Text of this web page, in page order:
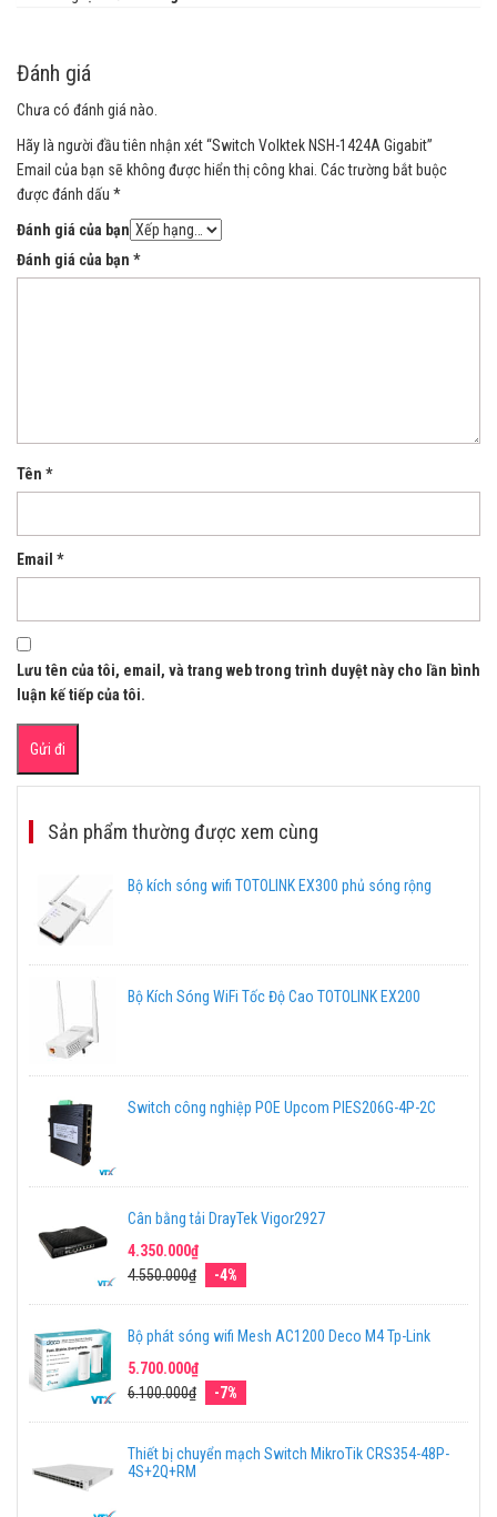
Đánh giá
Chưa có đánh giá nào.
Hãy là người đầu tiên nhận xét “Switch Volktek NSH-1424A Gigabit”
Email của bạn sẽ không được hiển thị công khai. Các trường bắt buộc
được đánh dấu *
Đánh giá của bạn
Đánh giá của bạn *
Tên *
Email *
Lưu tên của tôi, email, và trang web trong trình duyệt này cho lần bình
luận kế tiếp của tôi.
Sản phẩm thường được xem cùng
Bộ kích sóng wifi TOTOLINK EX300 phủ sóng rộng
Bộ Kích Sóng WiFi Tốc Độ Cao TOTOLINK EX200
Switch công nghiệp POE Upcom PIES206G-4P-2C
Cân bằng tải DrayTek Vigor2927
4.350.000₫
4.550.000₫
-4%
Bộ phát sóng wifi Mesh AC1200 Deco M4 Tp-Link
5.700.000₫
6.100.000₫
-7%
Thiết bị chuyển mạch Switch MikroTik CRS354-48P-
4S+2Q+RM